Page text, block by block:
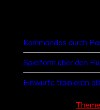
Kommandos durch
Spielform über den
Einwürfe trainieren